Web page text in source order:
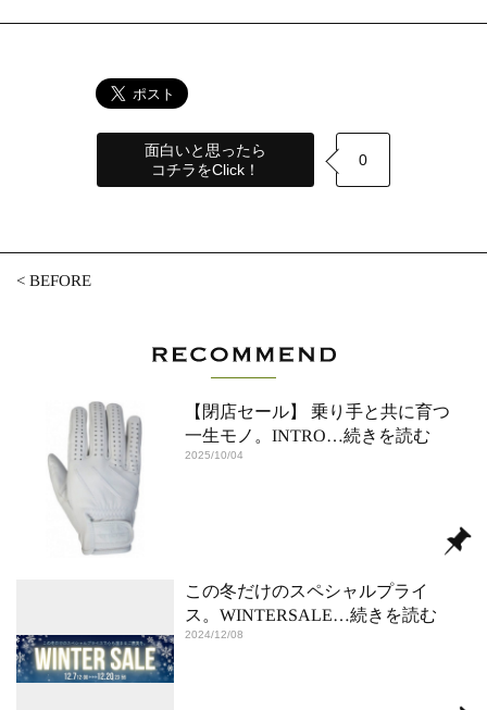
面白いと思ったら
コチラをClick！
0
<BEFORE
【閉店セール】 乗り手と共に育つ
一生モノ。INTRO…続きを読む
2025/10/04
この冬だけのスペシャルプライ
ス。WINTERSALE…続きを読む
2024/12/08